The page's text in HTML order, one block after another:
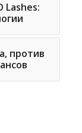
Lashes:
против